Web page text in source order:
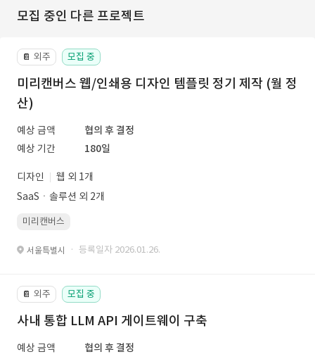
모집 중인 다른 프로젝트
📔 외주 모집 중
미리캔버스 웹/인쇄용 디자인 템플릿 정기 제작 (월 정
산)
예상 금액
협의 후 결정
예상 기간
180일
디자인
웹 외 1개
SaaSㆍ솔루션 외 2개
미리캔버스
서울특별시 · 등록일자 2026.01.26.
📔 외주 모집 중
사내 통합 LLM API 게이트웨이 구축
예상 금액
협의 후 결정